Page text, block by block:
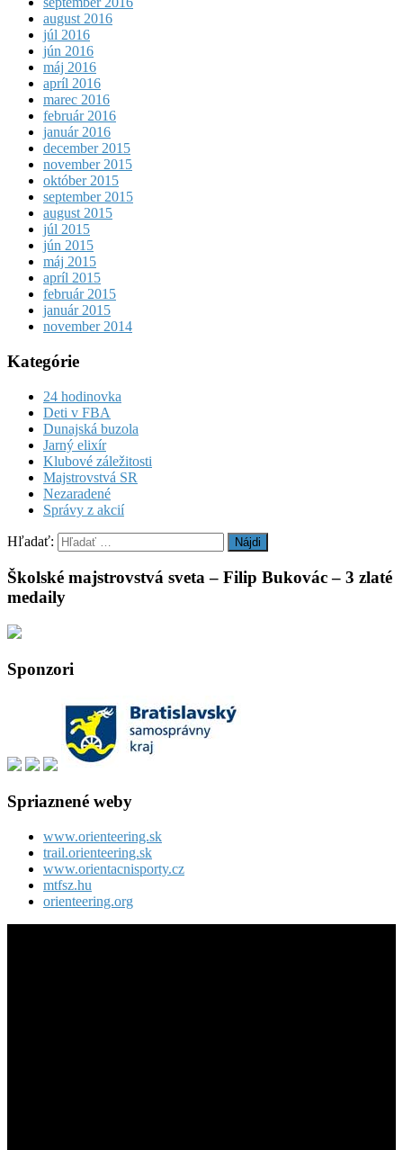
august 2016
júl 2016
jún 2016
máj 2016
apríl 2016
marec 2016
február 2016
január 2016
december 2015
november 2015
október 2015
september 2015
august 2015
júl 2015
jún 2015
máj 2015
apríl 2015
február 2015
január 2015
november 2014
Kategórie
24 hodinovka
Deti v FBA
Dunajská buzola
Jarný elixír
Klubové záležitosti
Majstrovstvá SR
Nezaradené
Správy z akcií
Hľadať:
Školské majstrovstvá sveta – Filip Bukovác – 3 zlaté
medaily
Sponzori
Spriaznené weby
www.orienteering.sk
trail.orienteering.sk
www.orientacnisporty.cz
mtfsz.hu
orienteering.org